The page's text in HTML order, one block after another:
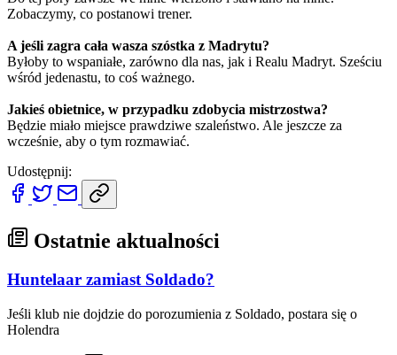
Zobaczymy, co postanowi trener.
A jeśli zagra cała wasza szóstka z Madrytu?
Byłoby to wspaniałe, zarówno dla nas, jak i Realu Madryt. Sześciu
wśród jedenastu, to coś ważnego.
Jakieś obietnice, w przypadku zdobycia mistrzostwa?
Będzie miało miejsce prawdziwe szaleństwo. Ale jeszcze za
wcześnie, aby o tym rozmawiać.
Udostępnij:
Ostatnie aktualności
Huntelaar zamiast Soldado?
Jeśli klub nie dojdzie do porozumienia z Soldado, postara się o
Holendra